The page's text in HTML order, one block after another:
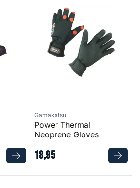
Gamakatsu
Power Thermal
Neoprene Gloves
18,95